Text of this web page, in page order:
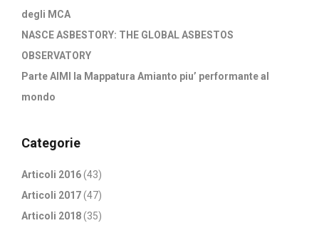
degli MCA
NASCE ASBESTORY: THE GLOBAL ASBESTOS
OBSERVATORY
Parte AIMI la Mappatura Amianto piu’ performante al
mondo
Categorie
Articoli 2016(43)
Articoli 2017(47)
Articoli 2018(35)